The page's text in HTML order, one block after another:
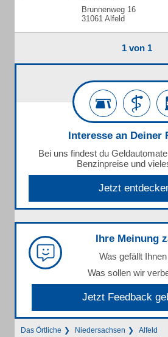
Brunnenweg 16
31061 Alfeld
1 von 1
Interesse an Deiner
Bei uns findest du
Benzinpreise und
Jetzt
Ihre Meinung
Was gefällt
Was sollen wir
Jetzt Feedback
Das Örtliche Niedersachsen Alfeld